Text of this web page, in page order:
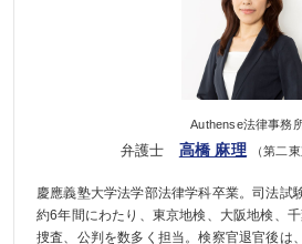
Authense法律事務
弁護士 高橋 麻理 （第二
慶應義塾大学法学部法律学科卒業。司法試
約6年間にわたり、東京地検、大阪地検、
捜査、公判を数多く担当。検察官退官後は